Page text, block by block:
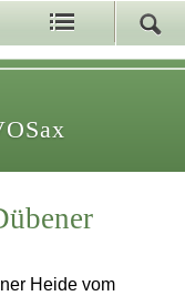
Heide vom